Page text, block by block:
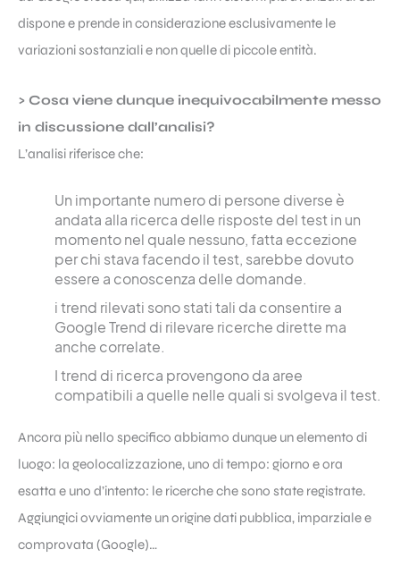
dispone e prende in considerazione esclusivamente le
variazioni sostanziali e non quelle di piccole entità.
> Cosa viene dunque inequivocabilmente messo
in discussione dall’analisi?
L’analisi riferisce che:
Un importante numero di persone diverse è
andata alla ricerca delle risposte del test in un
momento nel quale nessuno, fatta eccezione
per chi stava facendo il test, sarebbe dovuto
essere a conoscenza delle domande.
i trend rilevati sono stati tali da consentire a
Google Trend di rilevare ricerche dirette ma
anche correlate.
I trend di ricerca provengono da aree
compatibili a quelle nelle quali si svolgeva il test.
Ancora più nello specifico abbiamo dunque un elemento di
luogo: la geolocalizzazione, uno di tempo: giorno e ora
esatta e uno d’intento: le ricerche che sono state registrate.
Aggiungici ovviamente un origine dati pubblica, imparziale e
comprovata (Google)…